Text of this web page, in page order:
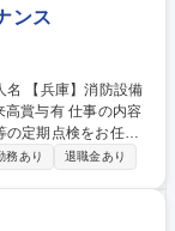
決/会社の集客制度
ンス
仕事の内容
の定期点検をお任せ
あれば、自チーム
修に移行。資格取得
務あり 退職金あり